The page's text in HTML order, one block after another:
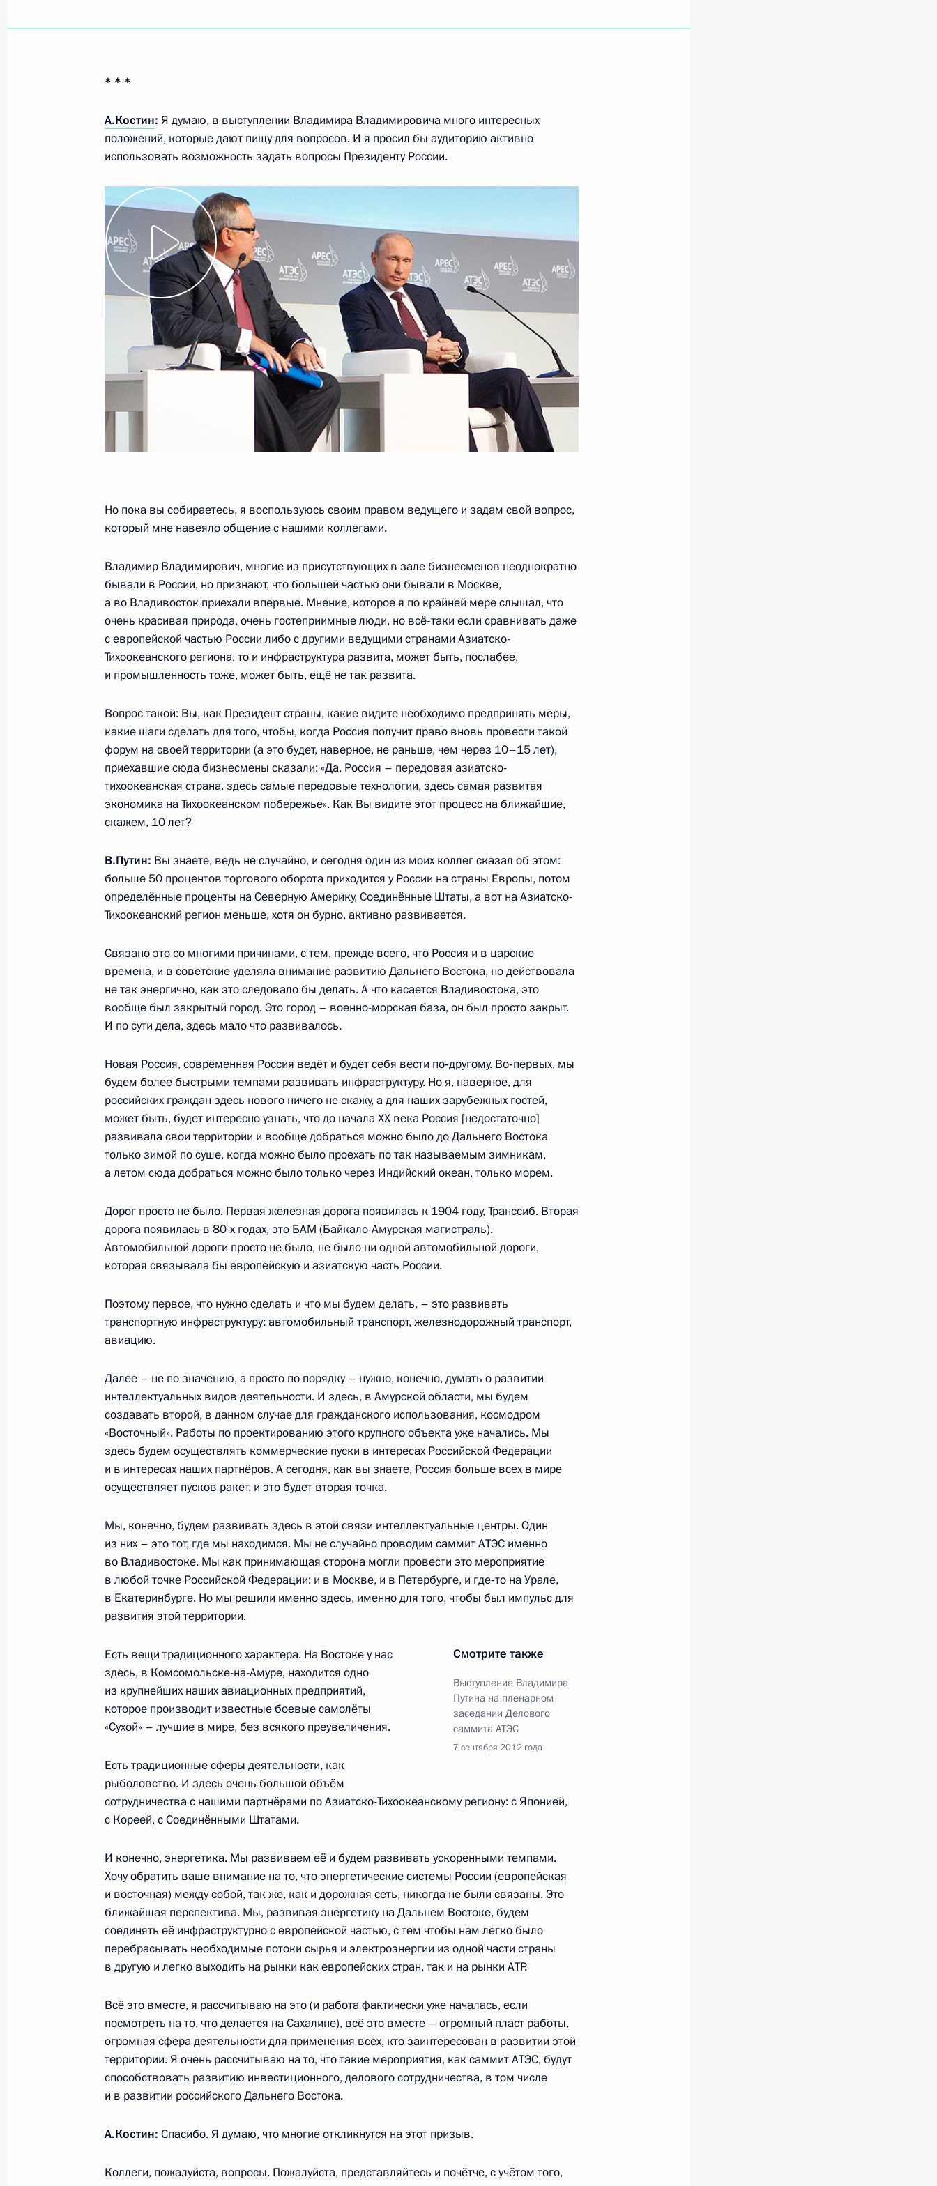
Заявления для прессы и ответы на вопросы журналистов
по итогам российско-сербских переговоров
Российско-сербские переговоры
11 сентября 2012 года, 19:30 Сочи
Встреча с победителями и призёрами Паралимпийских игр
в Лондоне
11 сентября 2012 года, 12:00
10 сентября 2012 года, понедельник
10 сентября 2012 года, 06:20
Совещание с руководством Дальневосточного федерального
округа и Дальневосточного федерального университета
10 сентября 2012 года, 06:00 Владивосток
Пресс-конференция по итогам форума АТЭС
9 сентября 2012 года, 10:00 Владивосток
8 сентября 2012 года, суббота
8 сентября 2012 года, 14:00 Владивосток
8 сентября 2012 года, 13:30 Владивосток
Заседание лидеров экономик форума АТЭС
Встреча с Премьер-министром Японии Ёсихико Нодой
8 сентября 2012 года, 08:00 Владивосток
6
8 сентября 2012 года, 07:10 Владивосток
8 сентября 2012 года, 06:50 Владивосток
8 сентября 2012 года, 05:45 Владивосток
Встреча с Президентом Республики Корея Ли Мён Баком
8 сентября 2012 года, 04:50 Владивосток
1
Встреча с Президентом Перу Ольянтой Умалой
8 сентября 2012 года, 04:15 Владивосток
2
Ответы на вопросы участников Делового саммита АТЭС
7 сентября 2012 года, 14:30
АТЭС
7 сентября 2012 года, 13:00 Владивосток
Встреча с Султаном государства Бруней-Даруссалам Хассаналом
Болкиахом
7 сентября 2012 года, 11:30 Владивосток
Встреча с Председателем Китайской Народной Республики Ху
7 сентября 2012 года, 10:30 Владивосток
6 сентября 2012 года, четверг
Интервью телеканалу Russia Today
* * *
А.Костин: Я думаю, в выступлении Владимира Владимировича много интересных
положений, которые дают пищу для вопросов. И я просил бы аудиторию активно
использовать возможность задать вопросы Президенту России.
Но пока вы собираетесь, я воспользуюсь своим правом ведущего и задам свой вопрос,
который мне навеяло общение с нашими коллегами.
Владимир Владимирович, многие из присутствующих в зале бизнесменов неоднократно
бывали в России, но признают, что большей частью они бывали в Москве,
а во Владивосток приехали впервые. Мнение, которое я по крайней мере слышал, что
очень красивая природа, очень гостеприимные люди, но всё‑таки если сравнивать даже
с европейской частью России либо с другими ведущими странами Азиатско-
Тихоокеанского региона, то и инфраструктура развита, может быть, послабее,
и промышленность тоже, может быть, ещё не так развита.
Вопрос такой: Вы, как Президент страны, какие видите необходимо предпринять меры,
какие шаги сделать для того, чтобы, когда Россия получит право вновь провести такой
форум на своей территории (а это будет, наверное, не раньше, чем через 10–15 лет),
приехавшие сюда бизнесмены сказали: «Да, Россия – передовая азиатско-
тихоокеанская страна, здесь самые передовые технологии, здесь самая развитая
экономика на Тихоокеанском побережье». Как Вы видите этот процесс на ближайшие,
скажем, 10 лет?
В.Путин: Вы знаете, ведь не случайно, и сегодня один из моих коллег сказал об этом:
больше 50 процентов торгового оборота приходится у России на страны Европы, потом
определённые проценты на Северную Америку, Соединённые Штаты, а вот на Азиатско-
Тихоокеанский регион меньше, хотя он бурно, активно развивается.
Связано это со многими причинами, с тем, прежде всего, что Россия и в царские
времена, и в советские уделяла внимание развитию Дальнего Востока, но действовала
не так энергично, как это следовало бы делать. А что касается Владивостока, это
вообще был закрытый город. Это город – военно-морская база, он был просто закрыт.
И по сути дела, здесь мало что развивалось.
Новая Россия, современная Россия ведёт и будет себя вести по‑другому. Во‑первых, мы
будем более быстрыми темпами развивать инфраструктуру. Но я, наверное, для
российских граждан здесь нового ничего не скажу, а для наших зарубежных гостей,
может быть, будет интересно узнать, что до начала ХХ века Россия [недостаточно]
развивала свои территории и вообще добраться можно было до Дальнего Востока
только зимой по суше, когда можно было проехать по так называемым зимникам,
а летом сюда добраться можно было только через Индийский океан, только морем.
Дорог просто не было. Первая железная дорога появилась к 1904 году, Транссиб. Вторая
дорога появилась в 80-х годах, это БАМ (Байкало-Амурская магистраль).
Автомобильной дороги просто не было, не было ни одной автомобильной дороги,
которая связывала бы европейскую и азиатскую часть России.
Поэтому первое, что нужно сделать и что мы будем делать, – это развивать
транспортную инфраструктуру: автомобильный транспорт, железнодорожный транспорт,
авиацию.
Далее – не по значению, а просто по порядку – нужно, конечно, думать о развитии
интеллектуальных видов деятельности. И здесь, в Амурской области, мы будем
создавать второй, в данном случае для гражданского использования, космодром
«Восточный». Работы по проектированию этого крупного объекта уже начались. Мы
здесь будем осуществлять коммерческие пуски в интересах Российской Федерации
и в интересах наших партнёров. А сегодня, как вы знаете, Россия больше всех в мире
осуществляет пусков ракет, и это будет вторая точка.
Мы, конечно, будем развивать здесь в этой связи интеллектуальные центры. Один
из них – это тот, где мы находимся. Мы не случайно проводим саммит АТЭС именно
во Владивостоке. Мы как принимающая сторона могли провести это мероприятие
в любой точке Российской Федерации: и в Москве, и в Петербурге, и где‑то на Урале,
в Екатеринбурге. Но мы решили именно здесь, именно для того, чтобы был импульс для
развития этой территории.
Смотрите также
Выступление Владимира
Путина на пленарном
заседании Делового
саммита АТЭС
7 сентября 2012 года
Есть вещи традиционного характера. На Востоке у нас
здесь, в Комсомольске-на-Амуре, находится одно
из крупнейших наших авиационных предприятий,
которое производит известные боевые самолёты
«Сухой» – лучшие в мире, без всякого преувеличения.
Есть традиционные сферы деятельности, как
рыболовство. И здесь очень большой объём
сотрудничества с нашими партнёрами по Азиатско-Тихоокеанскому региону: с Японией,
с Кореей, с Соединёнными Штатами.
И конечно, энергетика. Мы развиваем её и будем развивать ускоренными темпами.
Хочу обратить ваше внимание на то, что энергетические системы России (европейская
и восточная) между собой, так же, как и дорожная сеть, никогда не были связаны. Это
ближайшая перспектива. Мы, развивая энергетику на Дальнем Востоке, будем
соединять её инфраструктурно с европейской частью, с тем чтобы нам легко было
перебрасывать необходимые потоки сырья и электроэнергии из одной части страны
в другую и легко выходить на рынки как европейских стран, так и на рынки АТР.
Всё это вместе, я рассчитываю на это (и работа фактически уже началась, если
посмотреть на то, что делается на Сахалине), всё это вместе – огромный пласт работы,
огромная сфера деятельности для применения всех, кто заинтересован в развитии этой
территории. Я очень рассчитываю на то, что такие мероприятия, как саммит АТЭС, будут
способствовать развитию инвестиционного, делового сотрудничества, в том числе
и в развитии российского Дальнего Востока.
А.Костин: Спасибо. Я думаю, что многие откликнутся на этот призыв.
Коллеги, пожалуйста, вопросы. Пожалуйста, представляйтесь и почётче, с учётом того,